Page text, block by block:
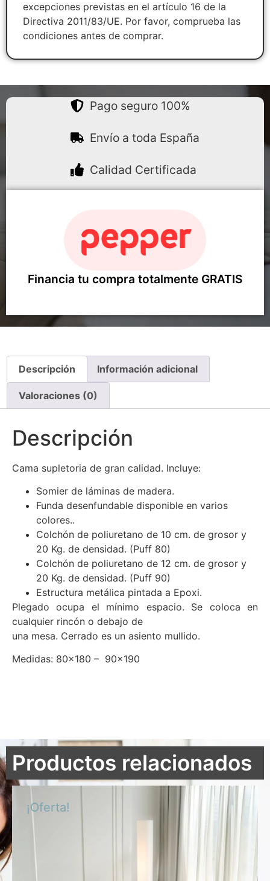
excepciones previstas en el artículo 16 de la
Directiva 2011/83/UE. Por favor, comprueba las
condiciones antes de comprar.
Pago seguro 100%
Envío a toda España
Calidad Certificada
Financia tu compra totalmente GRATIS
Descripción Información adicional
Valoraciones (0)
Descripción
Cama supletoria de gran calidad. Incluye:
Somier de láminas de madera.
Funda desenfundable disponible en varios
colores..
Colchón de poliuretano de 10 cm. de grosor y
20 Kg. de densidad. (Puff 80)
Colchón de poliuretano de 12 cm. de grosor y
20 Kg. de densidad. (Puff 90)
Estructura metálica pintada a Epoxi.
Plegado ocupa el mínimo espacio. Se coloca en
cualquier rincón o debajo de
una mesa. Cerrado es un asiento mullido.
Medidas: 80×180 – 90×190
Productos relacionados
¡Oferta!